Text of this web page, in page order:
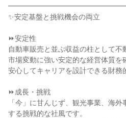
✨安定基盤と挑戦機会の両立
⏩安定性
自動車販売と並ぶ収益の柱として不
市場変動に強い安定的な経営体質を
安心してキャリアを設計できる財務
⏩成長・挑戦
「今」に甘んじず、観光事業、海
する挑戦的な社風です。